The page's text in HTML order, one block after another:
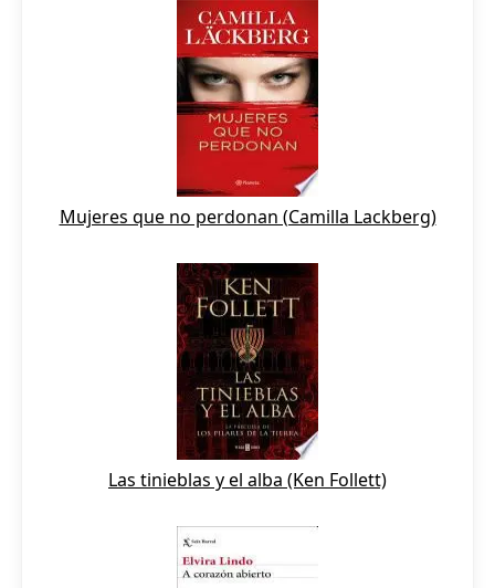
Mujeres que no perdonan (Camilla Lackberg)
Las tinieblas y el alba (Ken Follett)